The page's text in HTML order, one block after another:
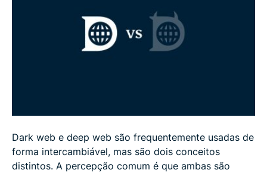
Dark web e deep web são frequentemente usadas de
forma intercambiável, mas são dois conceitos
distintos. A percepção comum é que ambas são